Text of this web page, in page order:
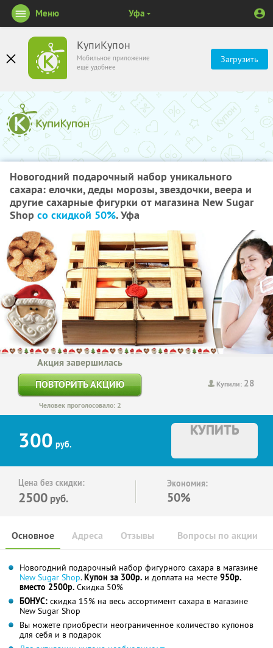
КупиКупон
Мобильное приложение
ещё удобнее
Загрузить
Меню Уфа
Новогодний подарочный набор уникального
сахара: елочки, деды морозы, звездочки, веера и
другие сахарные фигурки от магазина New Sugar
Shop со скидкой 50%. Уфа
Купили: 28
Акция завершилась
ПОВТОРИТЬ АКЦИЮ
Человек проголосовало: 2
300 руб.
КУПИТЬ
Цена без скидки:
2500 руб.
Экономия:
50%
Основное Отзывы Вопросы по акции
Адреса
Новогодний подарочный набор фигурного сахара в магазине
New Sugar Shop.Купон за 300р. и доплата на месте 950р.
вместо 2500р. Скидка 50%
БОНУС: скидка 15% на весь ассортимент сахара в магазине
New Sugar Shop
Вы можете приобрести неограниченное количество купонов
для себя и в подарок